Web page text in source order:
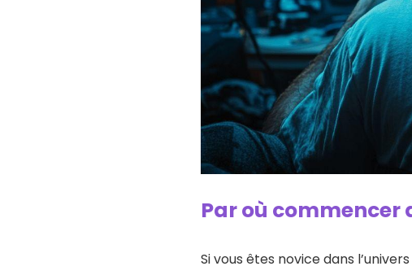
Par où commencer
Si vous êtes novice dans